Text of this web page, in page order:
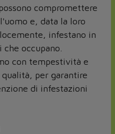
compromettere
e, data la loro
infestano in
occupano.
con tempestività e
per garantire
di infestazioni